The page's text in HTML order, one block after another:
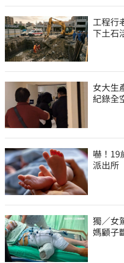
工程行
下土石
女大生
紀錄全
嚇！19
派出所
獨／女
媽顧子